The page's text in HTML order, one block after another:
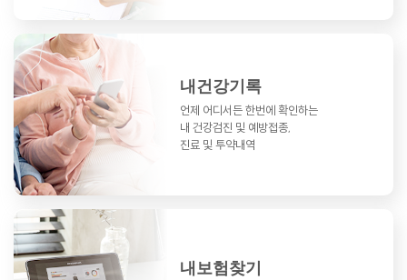
내건강기록
언제 어디서든 한번에 확인하는
내 건강검진 및 예방접종,
진료 및 투약내역
내보험찾기